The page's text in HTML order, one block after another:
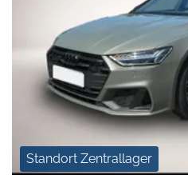
Standort Zentrallager